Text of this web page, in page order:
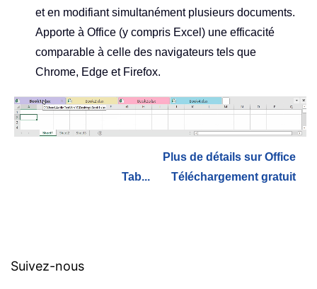
et en modifiant simultanément plusieurs documents.
Apporte à Office (y compris Excel) une efficacité
comparable à celle des navigateurs tels que
Chrome, Edge et Firefox.
Plus de détails sur Office
Tab...
Téléchargement gratuit
Suivez-nous